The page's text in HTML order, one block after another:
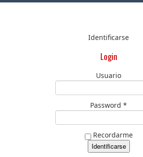
Identificarse
Login
Usuario
Password *
Recordarme